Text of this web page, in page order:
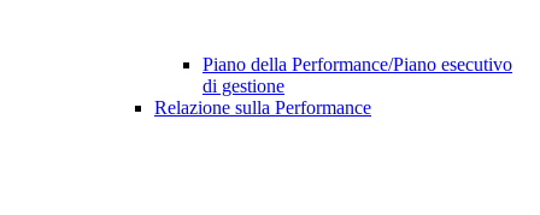
Piano della Performance/Piano esecutivo
di gestione
Relazione sulla Performance